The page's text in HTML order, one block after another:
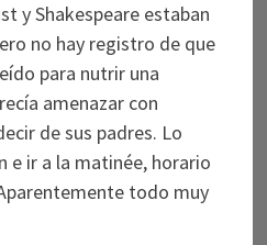
y Shakespeare estaban
no hay registro de que
para nutrir una
amenazar con
de sus padres. Lo
e ir a la matinée, horario
todo muy